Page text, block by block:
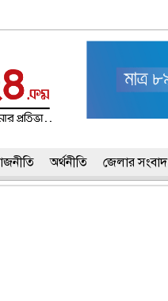
অর্থনীতি জেলার সংবাদ